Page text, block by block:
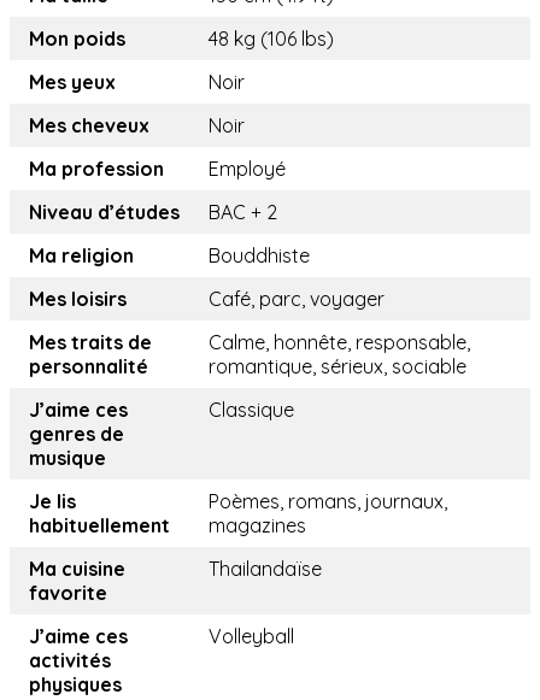
Mon poids
48 kg (106 lbs)
Mes yeux
Noir
Mes cheveux
Noir
Ma profession
Employé
Niveau d’études
BAC + 2
Ma religion
Bouddhiste
Mes loisirs
Café, parc, voyager
Mes traits de
personnalité
Calme, honnête, responsable,
romantique, sérieux, sociable
J’aime ces
genres de
musique
Classique
Je lis
habituellement
Poèmes, romans, journaux,
magazines
Ma cuisine
favorite
Thailandaïse
J’aime ces
activités
physiques
Volleyball